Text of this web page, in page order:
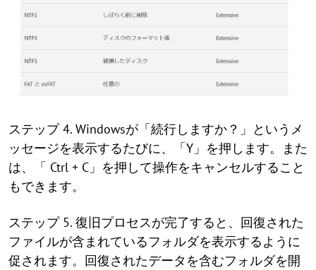
ステップ 4. Windowsが「続行しますか？」というメ
ッセージを表示するたびに、「Y」を押します。また
は、「 Ctrl + C」を押して操作をキャンセルすること
もできます。
ステップ 5. 復旧プロセスが完了すると、回復された
ファイルが含まれているフォルダを表示するように
促されます。回復されたデータを含むフォルダを開